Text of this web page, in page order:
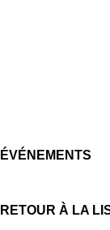
ÉVÉNEMENTS
RETOUR À LA